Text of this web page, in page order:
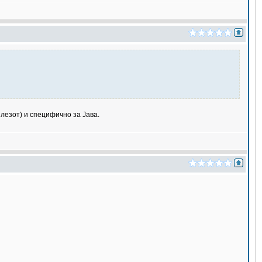
и специфично за Јава.